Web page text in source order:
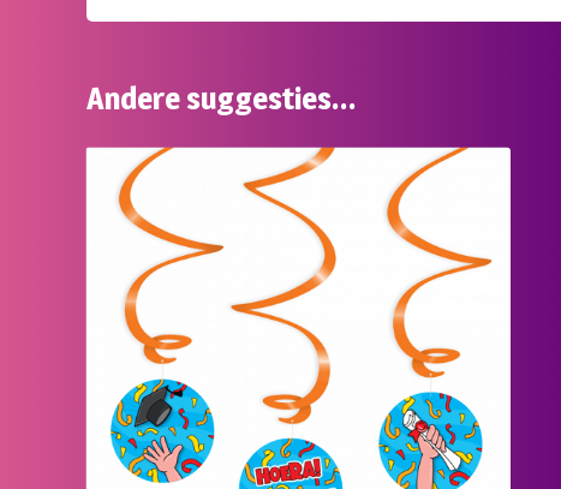
Andere suggesties…